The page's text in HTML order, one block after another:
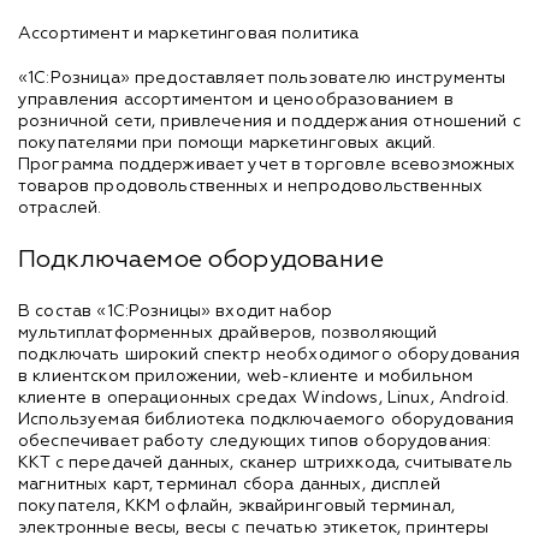
Ассортимент и маркетинговая политика
«1С:Розница» предоставляет пользователю инструменты
управления ассортиментом и ценообразованием в
розничной сети, привлечения и поддержания отношений с
покупателями при помощи маркетинговых акций.
Программа поддерживает учет в торговле всевозможных
товаров продовольственных и непродовольственных
отраслей.
Подключаемое оборудование
В состав «1С:Розницы» входит набор
мультиплатформенных драйверов, позволяющий
подключать широкий спектр необходимого оборудования
в клиентском приложении, web-клиенте и мобильном
клиенте в операционных средах Windows, Linux, Android.
Используемая библиотека подключаемого оборудования
обеспечивает работу следующих типов оборудования:
ККТ с передачей данных, сканер штрихкода, считыватель
магнитных карт, терминал сбора данных, дисплей
покупателя, ККМ офлайн, эквайринговый терминал,
электронные весы, весы с печатью этикеток, принтеры